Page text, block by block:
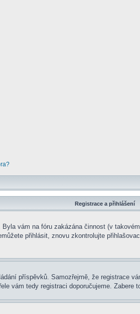
Registrace a přihlášení
vám na fóru zakázána činnost (v
přihlásit, znovu zkontrolujte
příspěvků. Samozřejmě, že registrace
vám tedy registraci doporučujeme. Zabere